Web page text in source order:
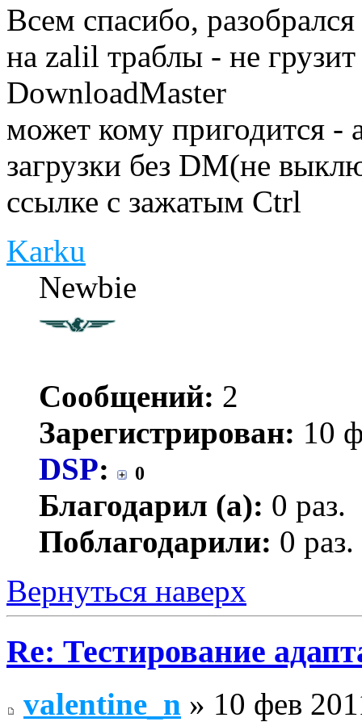
Всем спасибо,
на zalil траблы - не
DownloadMaster
может кому пригодится -
загрузки без DM(не
ссылке с зажатым Ctrl
Karku
Newbie
Сообщений: 2
Зарегистрирован: 10
DSP: 0
Благодарил (а): 0 раз.
Поблагодарили: 0 раз.
Вернуться наверх
Re: Тестирование
valentine_n » 10 фев